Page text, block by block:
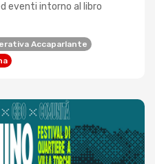
eventi intorno al libro
Accaparlante